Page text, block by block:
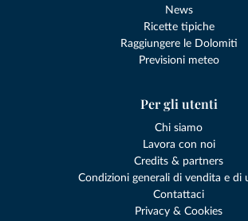
News
Ricette tipiche
Raggiungere le Dolomiti
Previsioni meteo
Per gli utenti
Chi siamo
Lavora con noi
Credits & partners
Condizioni generali di vendita e di
Contattaci
Privacy & Cookies